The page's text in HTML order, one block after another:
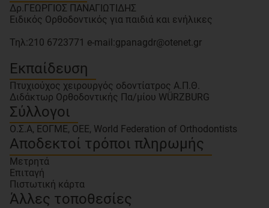
Δρ.ΓΕΩΡΓΙΟΣ ΠΑΝΑΓΙΩΤΙΔΗΣ
Ειδικός Ορθοδοντικός για παιδιά και ενήλικες
Τηλ:210 6723771 e-mail:gpanagdr@otenet.gr
Εκπαίδευση
Πτυχιούχος χειρουργός οδοντίατρος Α.Π.Θ.
Διδάκτωρ Ορθοδοντικής Πα/μίου WÜRΖBURG
Σύλλογοι
Ο.Σ.Α, ΕΟΓΜΕ, ΟΕΕ, World Federation of Orthodontists
Αποδεκτοί τρόποι πληρωμής
Μετρητά
Επιταγή
Πιστωτική κάρτα
Άλλες τοποθεσίες